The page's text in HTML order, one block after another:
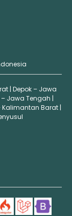
| Depok – Jawa
Jawa Tengah |
Barat |